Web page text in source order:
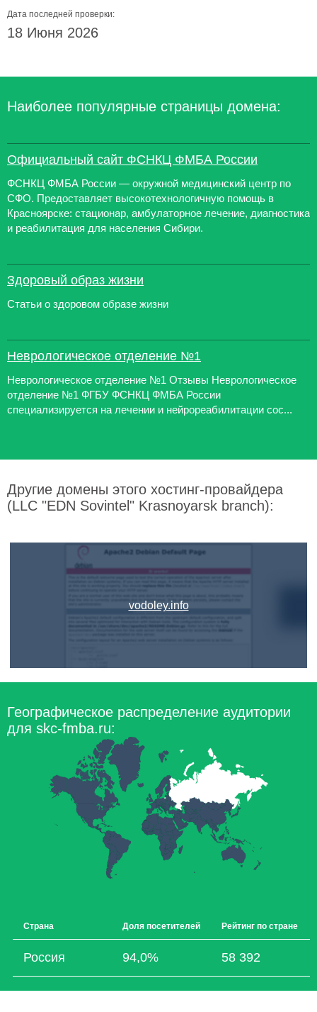
Дата последней проверки:
18 Июня 2026
Наиболее популярные страницы домена:
Официальный сайт ФСНКЦ ФМБА России
ФСНКЦ ФМБА России — окружной медицинский центр по
СФО. Предоставляет высокотехнологичную помощь в
Красноярске: стационар, амбулаторное лечение, диагностика
и реабилитация для населения Сибири.
Здоровый образ жизни
Статьи о здоровом образе жизни
Неврологическое отделение №1
Неврологическое отделение №1 Отзывы Неврологическое
отделение №1 ФГБУ ФСНКЦ ФМБА России
специализируется на лечении и нейрореабилитации сос...
Другие домены этого хостинг-провайдера
(LLC "EDN Sovintel" Krasnoyarsk branch):
vodoley.info
Географическое распределение аудитории
для skc-fmba.ru:
Страна Доля посетителей Рейтинг по стране
Россия 94,0% 58 392